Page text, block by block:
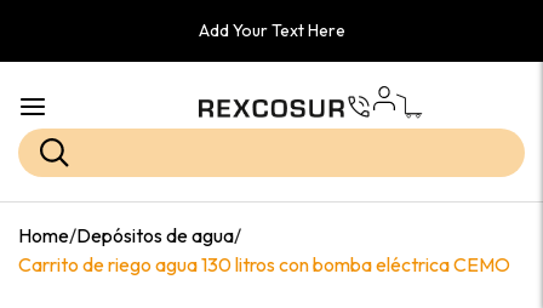
Add Your Text Here
Home/Depósitos de agua/
Carrito de riego agua 130 litros con bomba eléctrica CEMO